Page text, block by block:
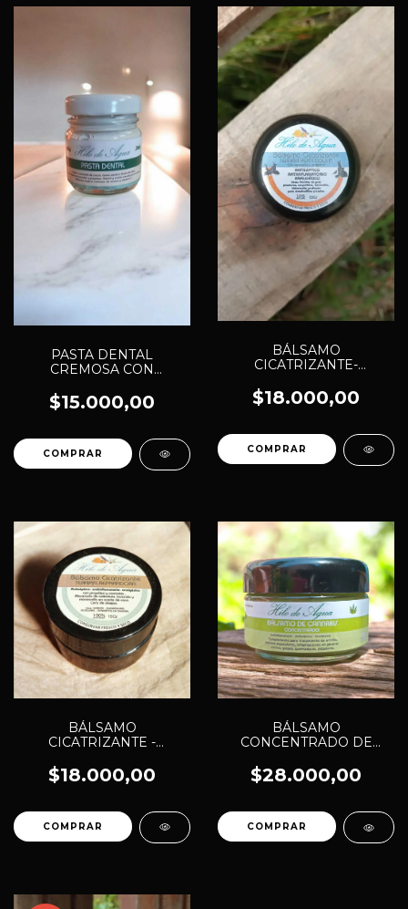
PASTA DENTAL
CREMOSA CON
$15.000,00
BÁLSAMO
CICATRIZANTE-
HIDRATANTE x 20 gr
PARA MASCOTAS
$18.000,00
BÁLSAMO
CICATRIZANTE -
$18.000,00
BÁLSAMO
CONCENTRADO DE
MULTIESPECIE
$28.000,00